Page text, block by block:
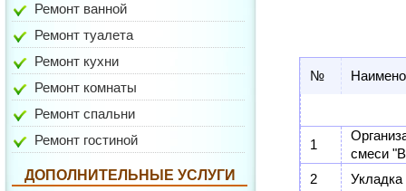
Ремонт ванной
Ремонт туалета
Ремонт кухни
Ремонт комнаты
Ремонт спальни
Ремонт гостиной
ДОПОЛНИТЕЛЬНЫЕ УСЛУГИ
ул. Гарибальди
№
1
смеси
2